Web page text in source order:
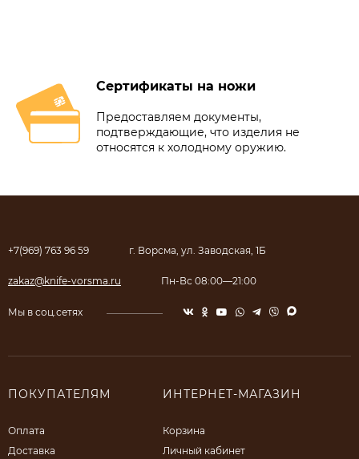
Сертификаты на ножи
Предоставляем документы,
подтверждающие, что изделия не
относятся к холодному оружию.
+7(969) 763 96 59 г. Ворсма, ул. Заводская, 1Б
zakaz@knife-vorsma.ru Пн-Вс 08:00—21:00
Мы в соц.сетях
ПОКУПАТЕЛЯМ
Оплата
Доставка
ИНТЕРНЕТ-МАГАЗИН
Корзина
Личный кабинет